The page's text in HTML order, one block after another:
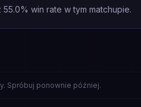
win rate w tym matchupie.
Spróbuj ponownie później.